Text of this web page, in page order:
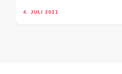
4. JULI 2021